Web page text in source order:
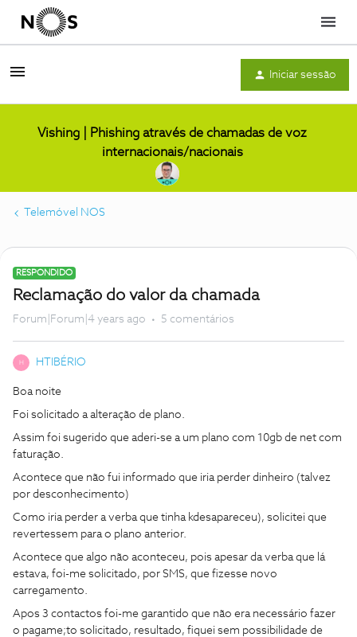
Menu
Iniciar sessão
Vishing | Phishing através de chamadas de voz
internacionais/nacionais
Telemóvel NOS
RESPONDIDO
Reclamação do valor da chamada
Forum|Forum|4 years ago 5 comentários
H HTIBÉRIO
Boa noite
Foi solicitado a alteração de plano.
Assim foi sugerido que aderi-se a um plano com 10gb de net com
faturação.
Acontece que não fui informado que iria perder dinheiro (talvez
por desconhecimento)
Como iria perder a verba que tinha kdesapareceu), solicitei que
revertessem para o plano anterior.
Acontece que algo não aconteceu, pois apesar da verba que lá
estava, foi-me solicitado, por SMS, que fizesse novo
carregamento.
Apos 3 contactos foi-me garantido que não era necessário fazer
o pagame;to solicitado, resultado, fiquei sem possibilidade de